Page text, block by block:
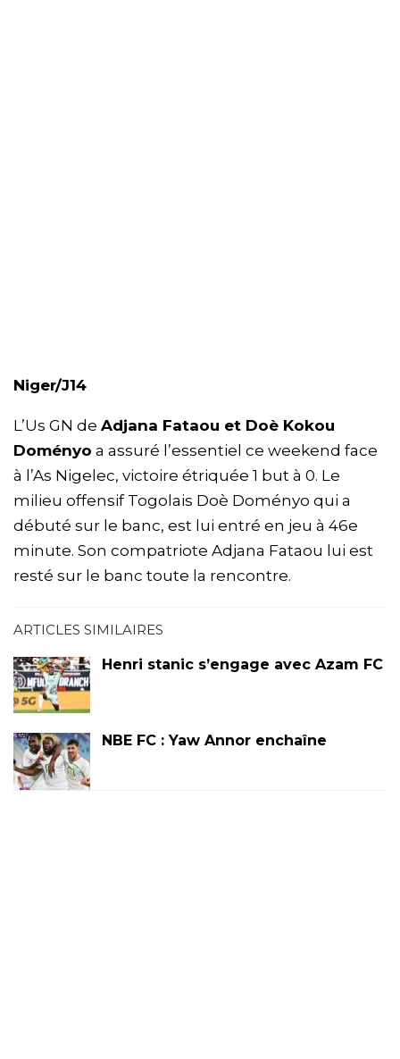
Niger/J14
L’Us GN de Adjana Fataou et Doè Kokou
Doményo a assuré l’essentiel ce weekend face
à l’As Nigelec, victoire étriquée 1 but à 0. Le
milieu offensif Togolais Doè Doményo qui a
débuté sur le banc, est lui entré en jeu à 46e
minute. Son compatriote Adjana Fataou lui est
resté sur le banc toute la rencontre.
ARTICLES SIMILAIRES
Henri stanic s’engage avec Azam FC
NBE FC : Yaw Annor enchaîne